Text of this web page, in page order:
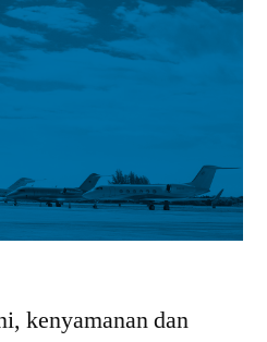
kenyamanan dan